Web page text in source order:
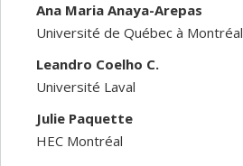
Ana Maria Anaya-Arepas
Université de Québec à Montréal
Leandro Coelho C.
Université Laval
Julie Paquette
HEC Montréal